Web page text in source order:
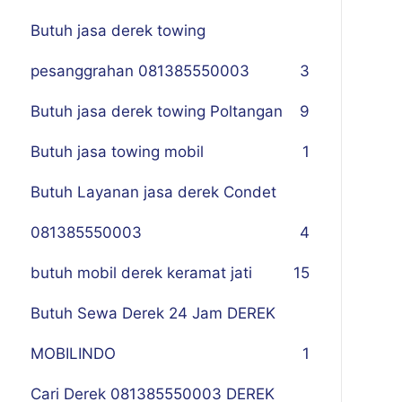
Butuh jasa derek towing
pesanggrahan 081385550003 3
Butuh jasa derek towing Poltangan 9
Butuh jasa towing mobil 1
Butuh Layanan jasa derek Condet
081385550003 4
butuh mobil derek keramat jati 15
Butuh Sewa Derek 24 Jam DEREK
MOBILINDO 1
Cari Derek 081385550003 DEREK